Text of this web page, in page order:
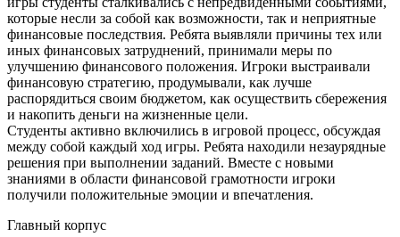
которые несли за собой как возможности, так и неприятные
финансовые последствия. Ребята выявляли причины тех или
иных финансовых затруднений, принимали меры по
улучшению финансового положения. Игроки выстраивали
финансовую стратегию, продумывали, как лучше
распорядиться своим бюджетом, как осуществить сбережения
и накопить деньги на жизненные цели.
Студенты активно включились в игровой процесс, обсуждая
между собой каждый ход игры. Ребята находили незаурядные
решения при выполнении заданий. Вместе с новыми
знаниями в области финансовой грамотности игроки
получили положительные эмоции и впечатления.
Главный корпус